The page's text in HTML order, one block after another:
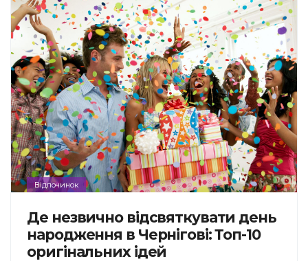
Відпочинок
Де незвично відсвяткувати день
народження в Чернігові: Топ-10
оригінальних ідей